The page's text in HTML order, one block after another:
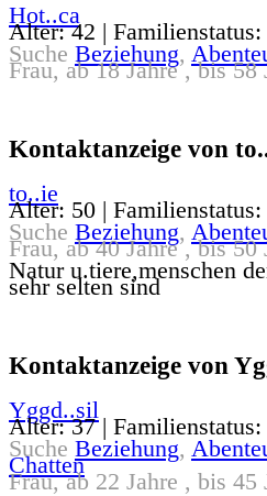
Hot..ca
Alter: 42 |
Suche Beziehung,
Frau, ab 18 Jahre , bis 58
Kontaktanzeige von
to..ie
Alter: 50 |
Suche Beziehung,
Frau, ab 40 Jahre , bis 50
Natur u.tiere,menschen
sehr selten sind
Kontaktanzeige von
Yggd..sil
Alter: 37 |
Suche Beziehung,
Chatten
Frau, ab 22 Jahre , bis 45